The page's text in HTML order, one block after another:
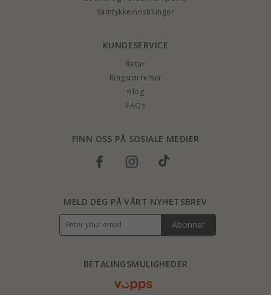
Samtykkeinnstillinger
KUNDESERVICE
Retur
Ringstørrelser
Blog
FAQs
FINN OSS PÅ SOSIALE MEDIER
BETALINGSMULIGHEDER
MELD DEG PÅ VÅRT NYHETSBREV
Abonner